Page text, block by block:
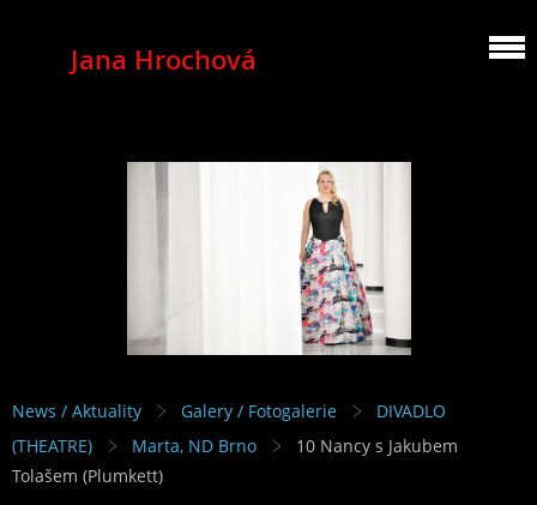
Jana Hrochová
MEZZOSOPRANO
News / Aktuality Galery / Fotogalerie
DIVADLO
(THEATRE)
Marta, ND Brno
10 Nancy s Jakubem
Tolašem (Plumkett)